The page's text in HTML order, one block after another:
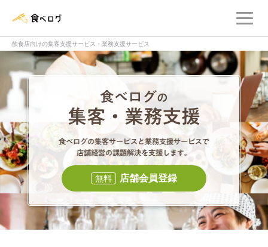
飲食店向けの集客支援サービス・業務支援サービス
食べログの集客
食べログの集
無料 店舗会員登録